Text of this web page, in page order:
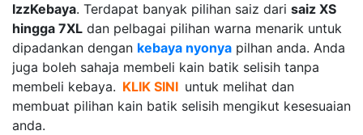
IzzKebaya. Terdapat banyak pilihan saiz dari saiz XS
hingga 7XL dan pelbagai pilihan warna menarik untuk
dipadankan dengan kebaya nyonya pilhan anda. Anda
juga boleh sahaja membeli kain batik selisih tanpa
membeli kebaya. KLIK SINI untuk melihat dan
membuat pilihan kain batik selisih mengikut kesesuaian
anda.